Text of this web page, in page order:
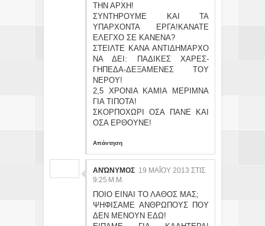
ΤΗΝ ΑΡΧΗ!
ΣΥΝΤΗΡΟΥΜΕ ΚΑΙ ΤΑ
ΥΠΑΡΧΟΝΤΑ ΕΡΓΑ!ΚΑΝΑΤΕ
ΕΛΕΓΧΟ ΣΕ ΚΑΝΕΝΑ?
ΣΤΕΙΛΤΕ ΚΑΝΑ ΑΝΤΙΔΗΜΑΡΧΟ
ΝΑ ΔΕΙ: ΠΑΔΙΚΕΣ ΧΑΡΕΣ-
ΓΗΠΕΔΑ-ΔΕΞΑΜΕΝΕΣ ΤΟΥ
ΝΕΡΟΥ!
2,5 ΧΡΟΝΙΑ ΚΑΜΙΑ ΜΕΡΙΜΝΑ
ΓΙΑ ΤΙΠΟΤΑ!
ΣΚΟΡΠΟΧΩΡΙ ΟΣΑ ΠΑΝΕ ΚΑΙ
ΟΣΑ ΕΡΘΟΥΝΕ!
Απάντηση
ΑΝΏΝΥΜΟΣ 19 ΜΑΪ́ΟΥ 2013 ΣΤΙΣ 9:
25 Μ.Μ.
ΠΟΙΟ ΕΙΝΑΙ ΤΟ ΛΑΘΟΣ ΜΑΣ;
ΨΗΦΙΣΑΜΕ ΑΝΘΡΩΠΟΥΣ ΠΟΥ
ΔΕΝ ΜΕΝΟΥΝ ΕΔΩ!